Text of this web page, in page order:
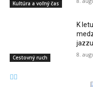
Kultúra a voľný čas
Cestovný ruch
K
8.